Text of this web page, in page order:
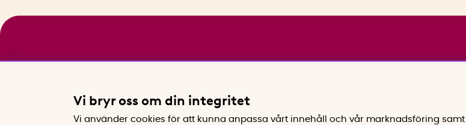
Vi bryr oss om din integritet
Vi använder cookies för att kunna anpassa vårt innehåll och vår marknadsföring